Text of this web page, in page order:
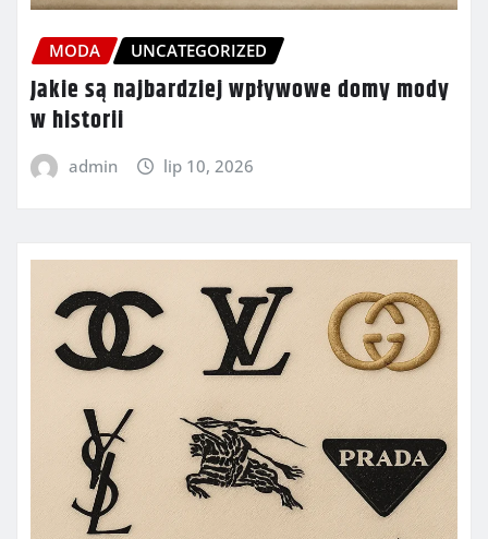
MODA UNCATEGORIZED
Jakie są najbardziej wpływowe domy mody
w historii
admin lip 10, 2026